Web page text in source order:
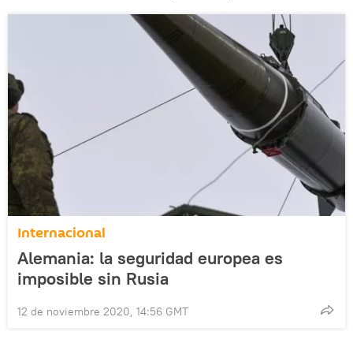
Internacional
Alemania: la seguridad europea es
imposible sin Rusia
12 de noviembre 2020, 14:56 GMT